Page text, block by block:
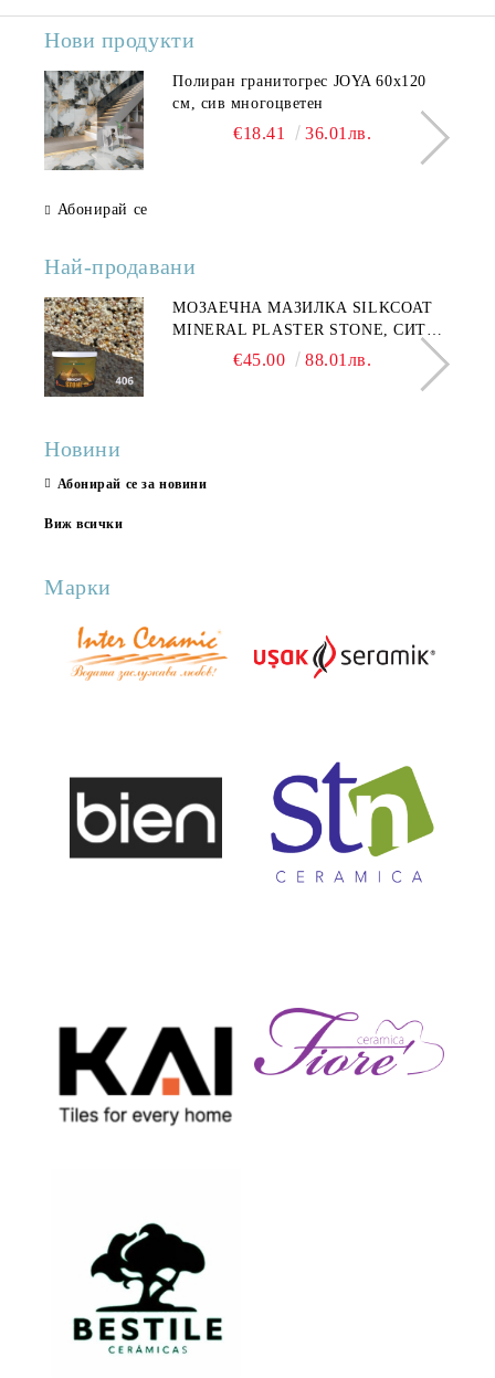
Нови продукти
Полиран гранитогрес JOYA 60x120
см, сив многоцветен
€18.41 36.01лв.
Абонирай се
Най-продавани
МОЗАЕЧНА МАЗИЛКА SILKCOAT
MINERAL PLASTER STONE, СИТЕН
КАМЪК 406 25КГ
€45.00 88.01лв.
Новини
Абонирай се за новини
Виж всички
Марки